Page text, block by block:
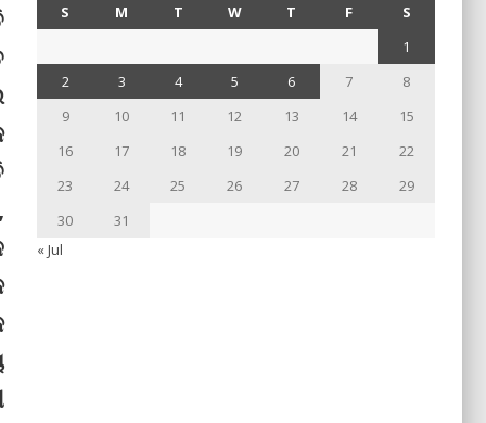
S M T W T F
S
1
2
3 4 5 6 7
8
9
10 11 12 13 14
15
16
17 18 19 20 21
22
23
24 25 26 27 28
29
30
31
« Jul